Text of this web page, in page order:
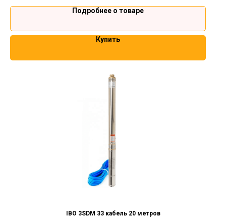
Подробнее о товаре
Купить
IBO 3SDM 33 кабель 20 метров